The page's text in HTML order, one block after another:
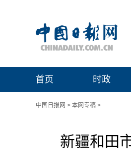
首页 时政
中国日报网 > 本网专稿 >
新疆和田